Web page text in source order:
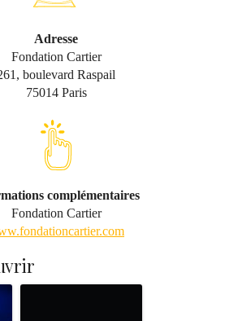
Adresse
Fondation Cartier
boulevard Raspail
75014 Paris
complémentaires
Fondation Cartier